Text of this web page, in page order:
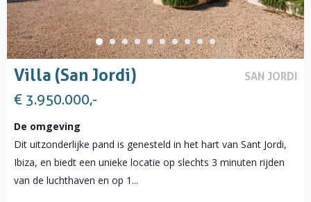
Villa (San Jordi) SAN JORDI
€ 3.950.000,-
De omgeving
Dit uitzonderlijke pand is genesteld in het hart van Sant Jordi,
Ibiza, en biedt een unieke locatie op slechts 3 minuten rijden
van de luchthaven en op 1...